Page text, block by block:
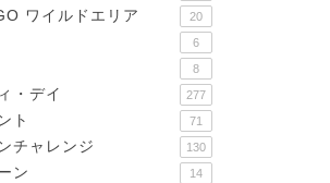
ワイルドエリア 20
6
8
・デイ 277
ト 71
チャレンジ 130
ン 14